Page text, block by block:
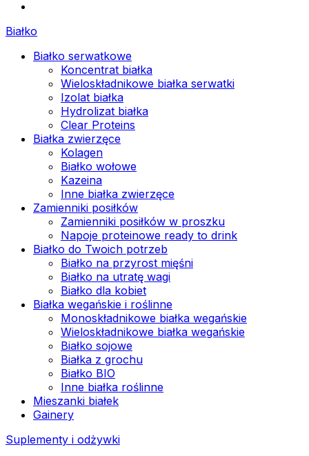
Białko
Białko serwatkowe
Koncentrat białka
Wieloskładnikowe białka serwatki
Izolat białka
Hydrolizat białka
Clear Proteins
Białka zwierzęce
Kolagen
Białko wołowe
Kazeina
Inne białka zwierzęce
Zamienniki posiłków
Zamienniki posiłków w proszku
Napoje proteinowe ready to drink
Białko do Twoich potrzeb
Białko na przyrost mięśni
Białko na utratę wagi
Białko dla kobiet
Białka wegańskie i roślinne
Monoskładnikowe białka wegańskie
Wieloskładnikowe białka wegańskie
Białko sojowe
Białka z grochu
Białko BIO
Inne białka roślinne
Mieszanki białek
Gainery
Suplementy i odżywki